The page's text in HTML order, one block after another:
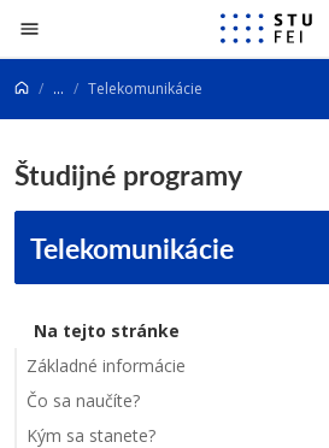
Prejsť na obsah
... Telekomunikácie
Študijné programy
Telekomunikácie
Na tejto stránke
Základné informácie
Čo sa naučíte?
Kým sa stanete?